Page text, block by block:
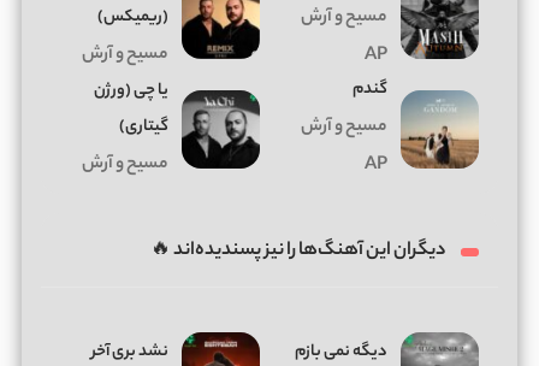
مسیح و آرش
AP
(ریمیکس)
مسیح و آرش
گندم
مسیح و آرش
AP
یا چی (ورژن
گیتاری)
مسیح و آرش
دیگران این آهنگ‌ها را نیز پسندیده‌اند 🔥
دیگه نمی بازم نشد بری آخر